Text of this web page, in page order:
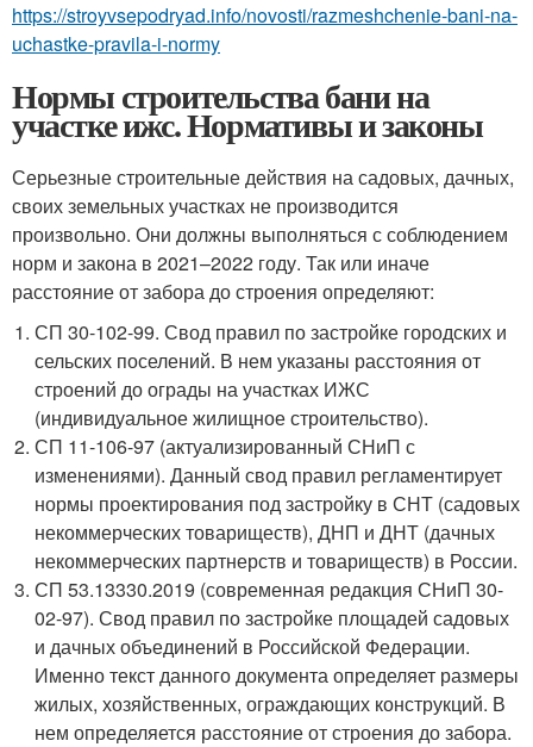
https://stroyvsepodryad.info/novosti/razmeshchenie-bani-na-
uchastke-pravila-i-normy
Нормы строительства бани на
участке ижс. Нормативы и законы
Серьезные строительные действия на садовых, дачных,
своих земельных участках не производится
произвольно. Они должны выполняться с соблюдением
норм и закона в 2021–2022 году. Так или иначе
расстояние от забора до строения определяют:
СП 30-102-99. Свод правил по застройке городских и
сельских поселений. В нем указаны расстояния от
строений до ограды на участках ИЖС
(индивидуальное жилищное строительство).
СП 11-106-97 (актуализированный СНиП с
изменениями). Данный свод правил регламентирует
нормы проектирования под застройку в СНТ (садовых
некоммерческих товариществ), ДНП и ДНТ (дачных
некоммерческих партнерств и товариществ) в России.
СП 53.13330.2019 (современная редакция СНиП 30-
02-97). Свод правил по застройке площадей садовых
и дачных объединений в Российской Федерации.
Именно текст данного документа определяет размеры
жилых, хозяйственных, ограждающих конструкций. В
нем определяется расстояние от строения до забора.